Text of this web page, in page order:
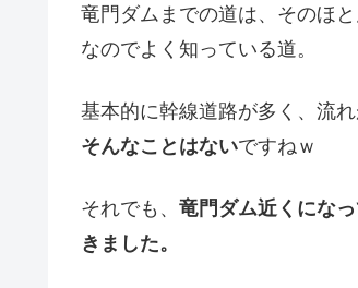
竜門ダムまでの道は、そのほ
なのでよく知っている道。
基本的に幹線道路が多く、流
そんなことはないですねｗ
それでも、 竜門ダム近くにな
きました。